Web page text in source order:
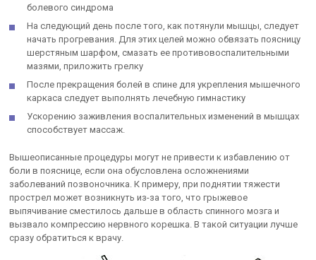
болевого синдрома
На следующий день после того, как потянули мышцы, следует
начать прогревания. Для этих целей можно обвязать поясницу
шерстяным шарфом, смазать ее противовоспалительными
мазями, приложить грелку
После прекращения болей в спине для укрепления мышечного
каркаса следует выполнять лечебную гимнастику
Ускорению заживления воспалительных изменений в мышцах
способствует массаж.
Вышеописанные процедуры могут не привести к избавлению от
боли в пояснице, если она обусловлена осложнениями
заболеваний позвоночника. К примеру, при поднятии тяжести
прострел может возникнуть из-за того, что грыжевое
выпячивание сместилось дальше в область спинного мозга и
вызвало компрессию нервного корешка. В такой ситуации лучше
сразу обратиться к врачу.